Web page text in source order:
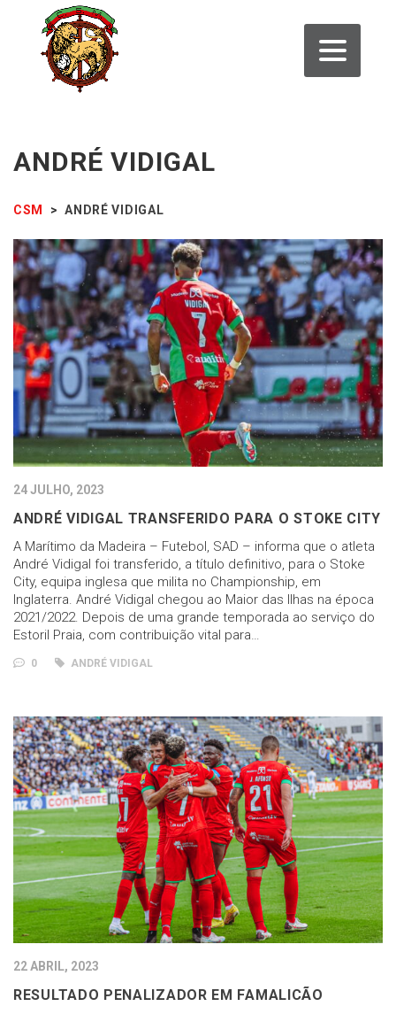
ANDRÉ VIDIGAL
CSM > ANDRÉ VIDIGAL
24 JULHO, 2023
ANDRÉ VIDIGAL TRANSFERIDO PARA O STOKE CITY
A Marítimo da Madeira – Futebol, SAD – informa que o atleta
André Vidigal foi transferido, a título definitivo, para o Stoke
City, equipa inglesa que milita no Championship, em
Inglaterra. André Vidigal chegou ao Maior das Ilhas na época
2021/2022. Depois de uma grande temporada ao serviço do
Estoril Praia, com contribuição vital para…
0 ANDRÉ VIDIGAL
22 ABRIL, 2023
RESULTADO PENALIZADOR EM FAMALICÃO